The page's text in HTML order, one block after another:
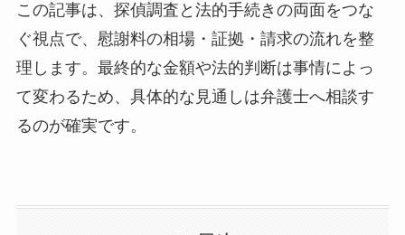
この記事は、探偵調査と法的手続きの両面をつな
ぐ視点で、慰謝料の相場・証拠・請求の流れを整
理します。最終的な金額や法的判断は事情によっ
て変わるため、具体的な見通しは弁護士へ相談す
るのが確実です。